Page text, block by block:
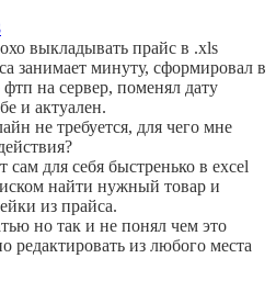
выкладывать прайс в .xls
занимает минуту, сформировал в
на сервер, поменял дату
и актуален.
не требуется, для чего мне
для себя быстренько в excel
найти нужный товар и
из прайса.
но так и не понял чем это
редактировать из любого места